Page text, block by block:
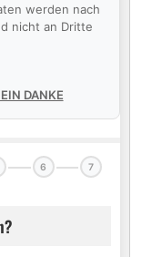
werden nach
nicht an Dritte
DANKE
6 7